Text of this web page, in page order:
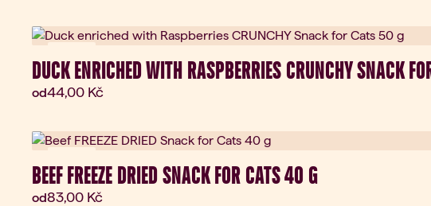
DUCK ENRICHED WITH RASPBERRIES CRUNCHY SNACK
odAktuální cena:
44,00 Kč
BEEF FREEZE DRIED SNACK FOR CATS 40 G
odAktuální cena:
83,00 Kč